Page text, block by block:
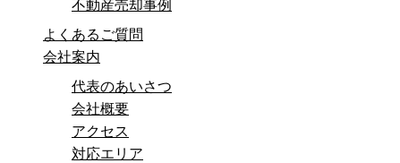
不動産売却事例
よくあるご質問
会社案内
代表のあいさつ
会社概要
アクセス
対応エリア